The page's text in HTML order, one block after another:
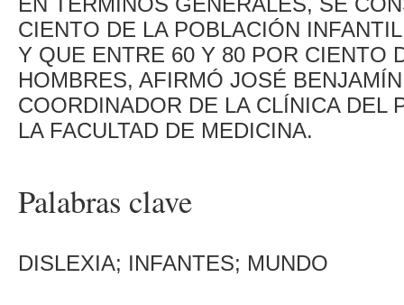
CIENTO DE LA POBLACIÓN
Y QUE ENTRE 60 Y 80 POR CIENTO
HOMBRES, AFIRMÓ JOSÉ
COORDINADOR DE LA CLÍNICA DEL
LA FACULTAD DE MEDICINA.
Palabras clave
DISLEXIA; INFANTES; MUNDO